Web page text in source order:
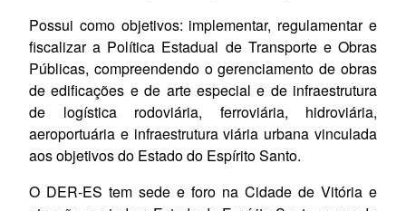
Possui como objetivos: implementar, regulamentar e
fiscalizar a Política Estadual de Transporte e Obras
Públicas, compreendendo o gerenciamento de obras
de edificações e de arte especial e de infraestrutura
de logística rodoviária, ferroviária, hidroviária,
aeroportuária e infraestrutura viária urbana vinculada
aos objetivos do Estado do Espírito Santo.
O DER-ES tem sede e foro na Cidade de Vitória e